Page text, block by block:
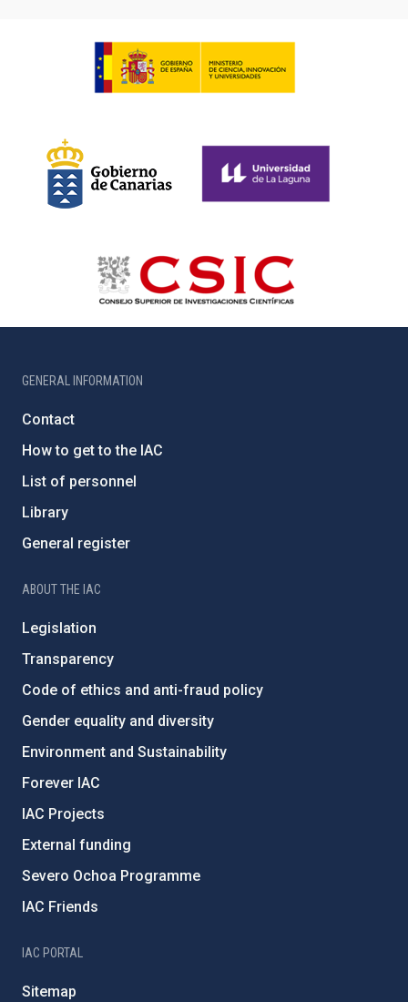
GENERAL INFORMATION
Contact
How to get to the IAC
List of personnel
Library
General register
ABOUT THE IAC
Legislation
Transparency
Code of ethics and anti-fraud policy
Gender equality and diversity
Environment and Sustainability
Forever IAC
IAC Projects
External funding
Severo Ochoa Programme
IAC Friends
IAC PORTAL
Sitemap